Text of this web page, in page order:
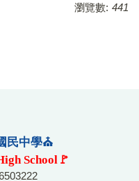
瀏覽數: 441
民中學⛪
School🚩